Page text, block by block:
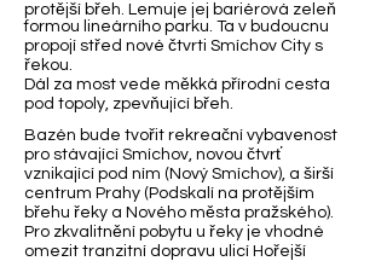
protější břeh. Lemuje jej bariérová zeleň
formou lineárního parku. Ta v budoucnu
propojí střed nové čtvrti Smíchov City s
řekou.
Dál za most vede měkká přírodní cesta
pod topoly, zpevňující břeh.
Bazén bude tvořit rekreační vybavenost
pro stávající Smíchov, novou čtvrť
vznikající pod ním (Nový Smíchov), a širší
centrum Prahy (Podskalí na protějším
břehu řeky a Nového města pražského).
Pro zkvalitnění pobytu u řeky je vhodné
omezit tranzitní dopravu ulicí Hořejší